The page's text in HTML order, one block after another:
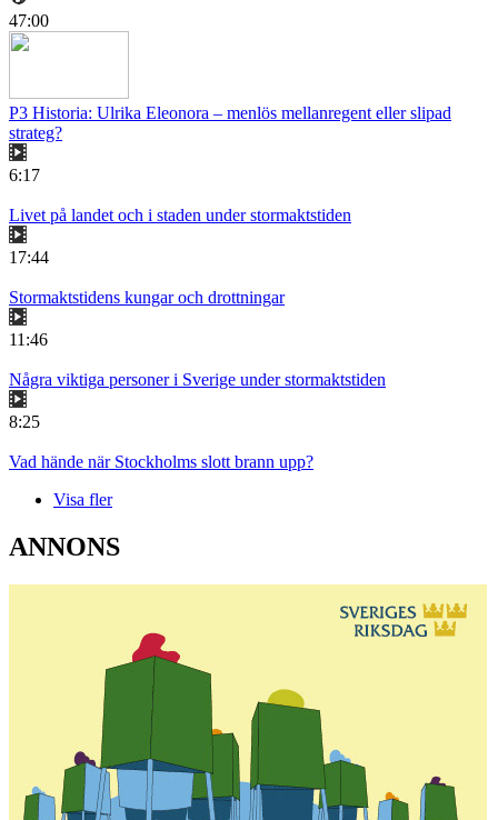
47:00
P3 Historia: Ulrika Eleonora – menlös mellanregent eller slipad
strateg?
6:17
Livet på landet och i staden under stormaktstiden
17:44
Stormaktstidens kungar och drottningar
11:46
Några viktiga personer i Sverige under stormaktstiden
8:25
Vad hände när Stockholms slott brann upp?
Visa fler
ANNONS